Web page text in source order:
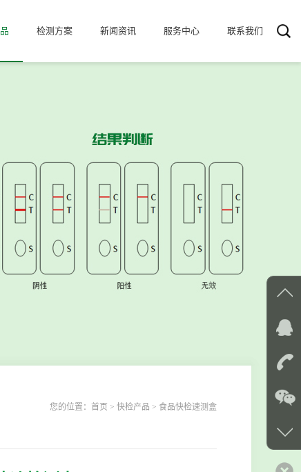
检测方案 新闻资讯 服务中心 联系我们
您的位置： 首页 > 快检产品 > 食品快检速测盒